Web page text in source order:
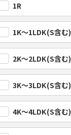
1R
1K〜1LDK(S含む)
2K〜2LDK(S含む)
3K〜3LDK(S含む)
4K〜4LDK(S含む)